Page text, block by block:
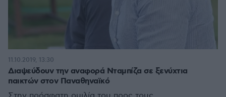
Διαψεύδουν την αναφορά Νταμπίζα σε ξενύχτια
παικτών στον Παναθηναϊκό
11.10.2019, 13:30